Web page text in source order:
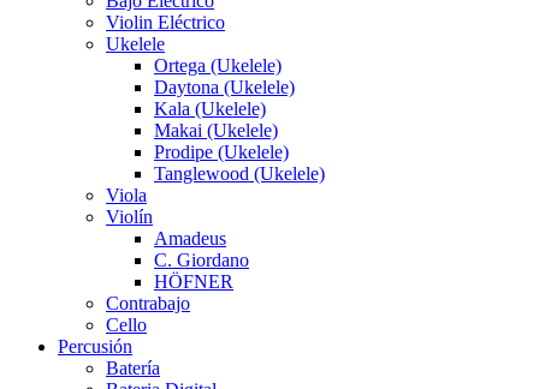
Violin Eléctrico
Ukelele
Ortega (Ukelele)
Daytona (Ukelele)
Kala (Ukelele)
Makai (Ukelele)
Prodipe (Ukelele)
Tanglewood (Ukelele)
Viola
Violín
Amadeus
C. Giordano
HÖFNER
Contrabajo
Cello
Percusión
Batería